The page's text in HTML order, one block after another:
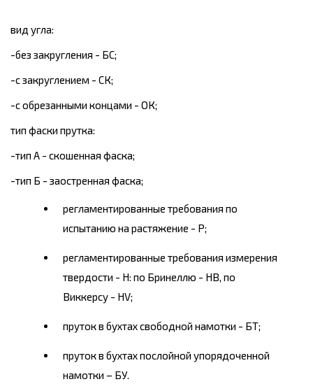
вид угла:
-без закругления - БС;
-с закруглением - СК;
-с обрезанными концами - ОК;
тип фаски прутка:
-тип А - скошенная фаска;
-тип Б - заостренная фаска;
регламентированные требования по
испытанию на растяжение - Р;
регламентированные требования измерения
твердости - Н: по Бринеллю - НВ, по
Виккерсу - HV;
пруток в бухтах свободной намотки - БТ;
пруток в бухтах послойной упорядоченной
намотки – БУ.